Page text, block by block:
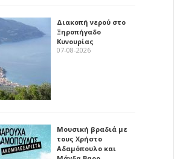
Διακοπή νερού στο
Ξηροπήγαδο
Κυνουρίας
07-08-2026
Μουσική βραδιά με
τους Χρήστο
Αδαμόπουλο και